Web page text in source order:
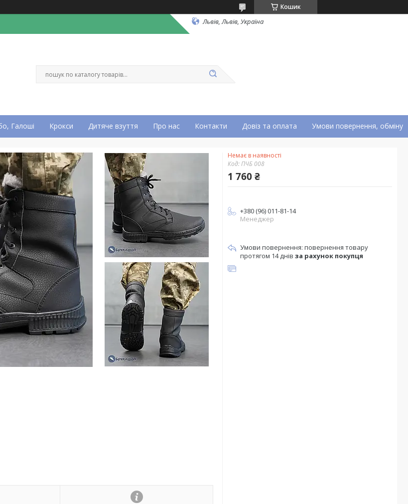
Кошик
Львів, Львів, Україна
Галоші Крокси Дитяче взуття Про нас Контакти Довіз та оплата Умови повернення, обміну
Немає в наявності
Код:ПЧБ 008
1 760 ₴
+380 (96) 011-81-14
Менеджер
повернення товару
протягом 14 днів за рахунок покупця